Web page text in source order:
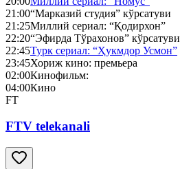
21:00“Марказий студия” кўрсатуви
21:25Миллий сериал: “Қодирхон”
22:20“Эфирда Тўрахонов” кўрсатуви
22:45Турк сериал: “Ҳукмдор Усмон”
23:45Хориж кино: премьера
02:00Кинофильм:
04:00Кино
FT
FTV telekanali